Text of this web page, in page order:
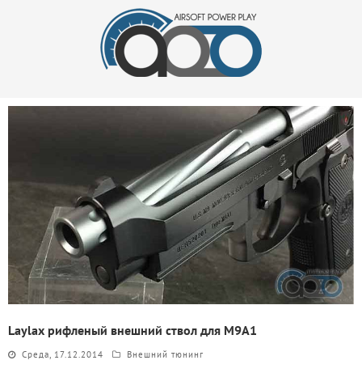
Laylax рифленый внешний ствол для M9A1
Среда, 17.12.2014 Внешний тюнинг